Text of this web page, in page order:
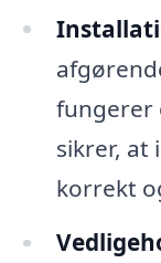
fungerer
sikrer, at
korrekt